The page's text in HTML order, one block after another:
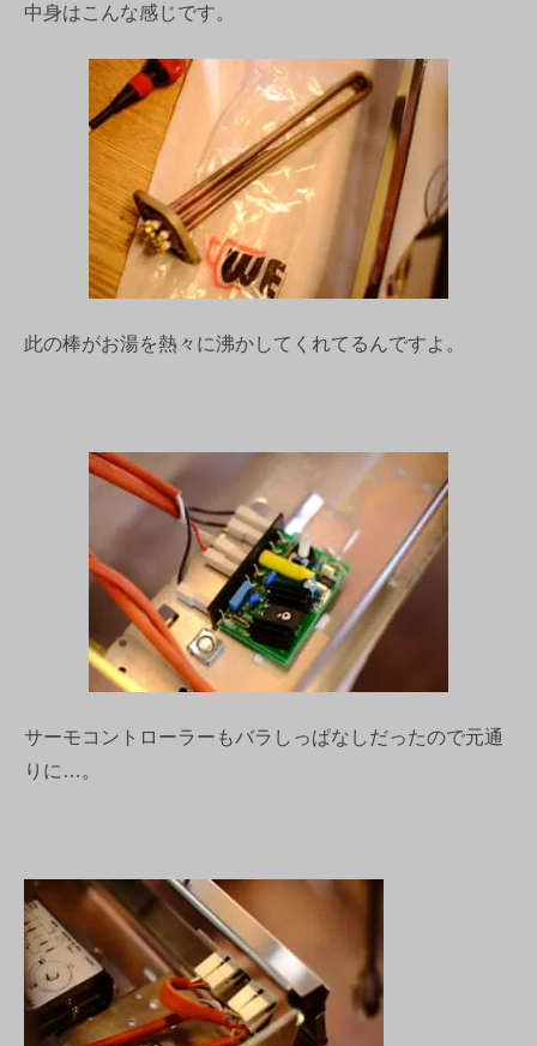
中身はこんな感じです。
此の棒がお湯を熱々に沸かしてくれてるんですよ。
サーモコントローラーもバラしっぱなしだったので元通
りに…。